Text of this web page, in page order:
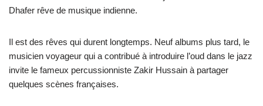
Dhafer rêve de musique indienne.
Il est des rêves qui durent longtemps. Neuf albums plus tard, le
musicien voyageur qui a contribué à introduire l’oud dans le jazz
invite le fameux percussionniste Zakir Hussain à partager
quelques scènes françaises.